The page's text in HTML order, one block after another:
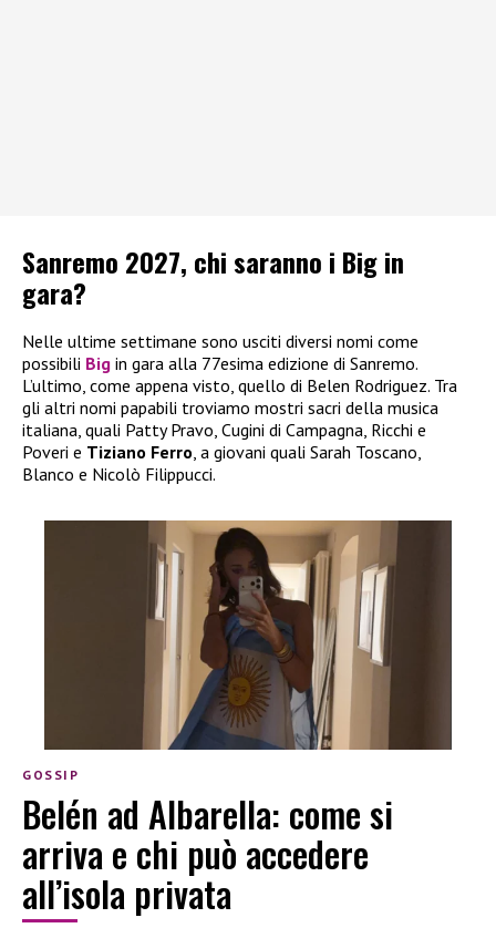
Sanremo 2027, chi saranno i Big in
gara?
Nelle ultime settimane sono usciti diversi nomi come
possibili Big in gara alla 77esima edizione di Sanremo.
L’ultimo, come appena visto, quello di Belen Rodriguez. Tra
gli altri nomi papabili troviamo mostri sacri della musica
italiana, quali Patty Pravo, Cugini di Campagna, Ricchi e
Poveri e Tiziano Ferro , a giovani quali Sarah Toscano,
Blanco e Nicolò Filippucci.
GOSSIP
Belén ad Albarella: come si
arriva e chi può accedere
all’isola privata